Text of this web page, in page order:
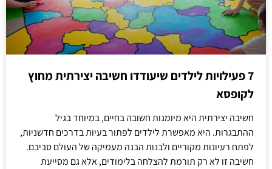
7 פעילויות לילדים שיעודדו חשיבה יצירתית מחוץ
לקופסא
חשיבה יצירתית היא מיומנות חשובה בחיים, במיוחד בגיל
ההתבגרות. היא מאפשרת לילדים לפתור בעיות בדרכים חדשניות,
לפתח רעיונות מקוריים ולבנות הבנה מעמיקה של העולם סביבם.
חשיבה זו לא רק תורמת להצלחה בלימודים, אלא גם מסייעת